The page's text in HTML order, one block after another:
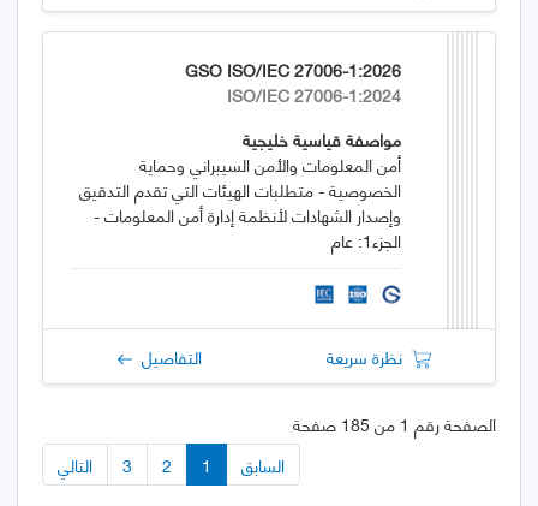
GSO ISO/IEC 27006-1:2026
ISO/IEC 27006-1:2024
مواصفة قياسية خليجية
أمن المعلومات والأمن السيبراني وحماية
الخصوصية - متطلبات الهيئات التي تقدم التدقيق
وإصدار الشهادات لأنظمة إدارة أمن المعلومات -
الجزء1: عام
نظرة سريعة التفاصيل
الصفحة رقم 1 من 185 صفحة
السابق
1
2
3 التالي